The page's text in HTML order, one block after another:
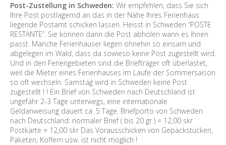
Post-Zustellung in Schweden: Wir empfehlen, dass Sie sich
Ihre Post postlagernd an das in der Nähe Ihres Ferienhaus
liegende Postamt schicken lassen. Heisst in Schweden “POSTE
RESTANTE”. Sie können dann die Post abholen wann es Ihnen
passt. Manche Ferienhäuser liegen ohnehin so einsam und
abgelegen im Wald, dass da sowieso keine Post zugestellt wird.
Und in den Feriengebieten sind die Briefträger oft überlastet,
weil die Mieter eines Ferienhauses im Laufe der Sommersaison
so oft wechseln. Samstag wird in Schweden keine Post
zugestellt ! ! Ein Brief von Schweden nach Deutschland ist
ungefähr 2-3 Tage unterwegs, eine internationale
Geldanweisung dauert ca. 5 Tage. Briefporto von Schweden
nach Deutschland: normaler Brief ( bis 20 gr ) = 12,00 skr
Postkarte = 12,00 skr Das Vorausschicken von Gepäckstücken,
Paketen, Koffern usw. ist nicht möglich !